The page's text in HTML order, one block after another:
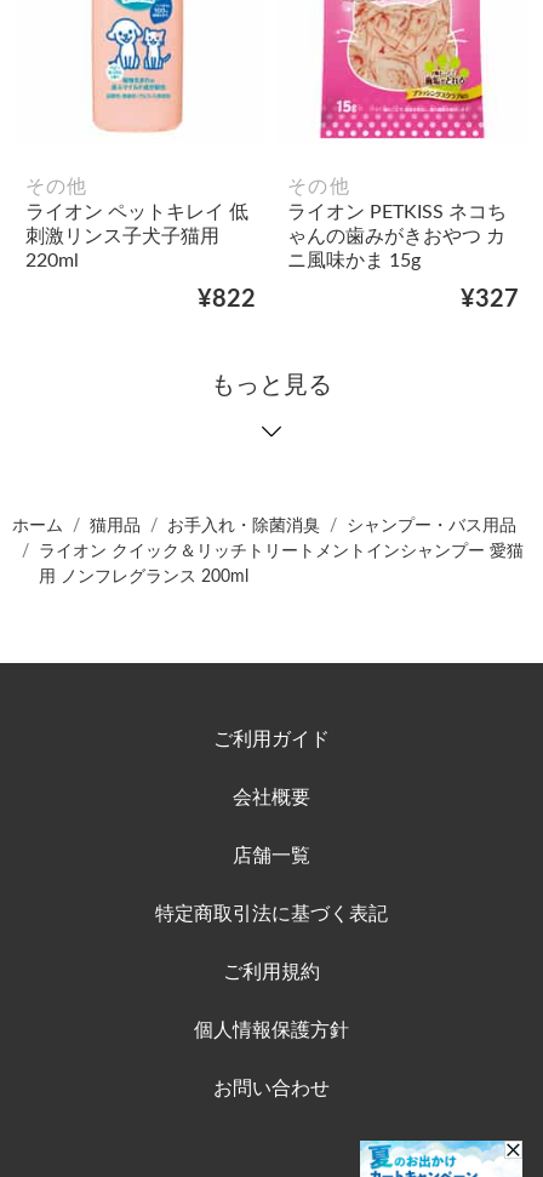
その他
ライオン ペットキレイ 低
刺激リンス子犬子猫用
220ml
¥822
その他
ライオン PETKISS ネコち
ゃんの歯みがきおやつ カ
ニ風味かま 15g
¥327
もっと見る
ホーム 猫用品 お手入れ・除菌消臭
シャンプー・バス用品
ライオン クイック＆リッチトリートメントインシャンプー 愛猫
用 ノンフレグランス 200ml
ご利用ガイド
会社概要
店舗一覧
特定商取引法に基づく表記
ご利用規約
個人情報保護方針
お問い合わせ